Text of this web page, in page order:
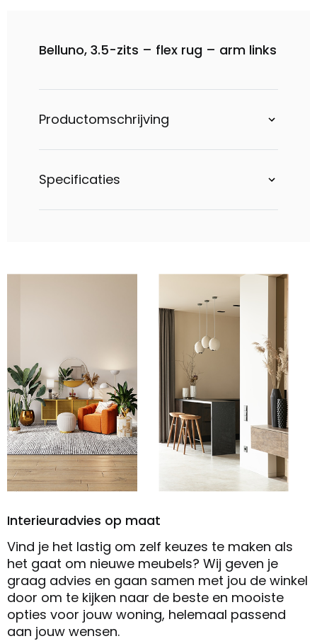
Belluno, 3.5-zits – flex rug – arm links
Productomschrijving
Specificaties
Interieuradvies op maat
Vind je het lastig om zelf keuzes te maken als
het gaat om nieuwe meubels? Wij geven je
graag advies en gaan samen met jou de winkel
door om te kijken naar de beste en mooiste
opties voor jouw woning, helemaal passend
aan jouw wensen.